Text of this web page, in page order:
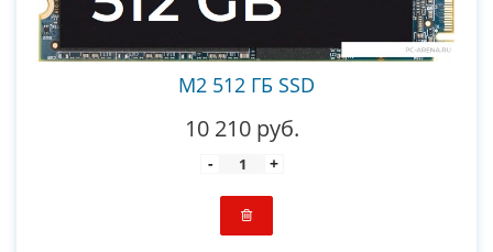
M2 512 ГБ SSD
10 210 руб.
- +